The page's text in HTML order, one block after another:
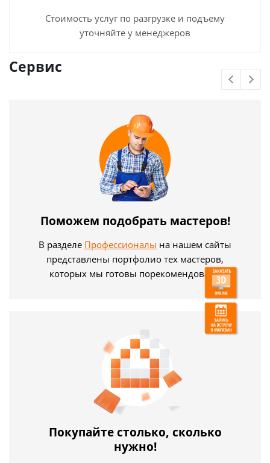
Стоимость услуг по разгрузке и подъему
уточняйте у менеджеров
Сервис
Поможем подобрать мастеров!
В разделе Профессионалы на нашем сайты
представлены портфолио тех мастеров,
которых мы готовы порекомендовать.
Покупайте столько, сколько
нужно!